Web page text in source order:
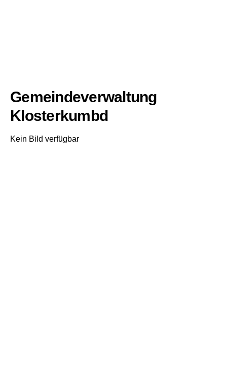
Gemeindeverwaltung
Klosterkumbd
Kein Bild verfügbar